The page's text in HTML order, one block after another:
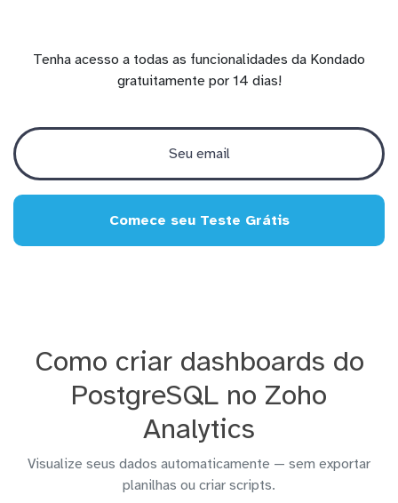
Tenha acesso a todas as funcionalidades da Kondado
gratuitamente por 14 dias!
Comece seu Teste Grátis
Como criar dashboards do
PostgreSQL no Zoho
Analytics
Visualize seus dados automaticamente — sem exportar
planilhas ou criar scripts.